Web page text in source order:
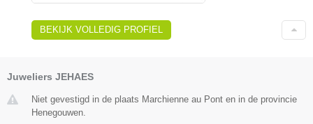
BEKIJK VOLLEDIG PROFIEL
Juweliers JEHAES
Niet gevestigd in de plaats Marchienne au Pont en in de provincie
Henegouwen.